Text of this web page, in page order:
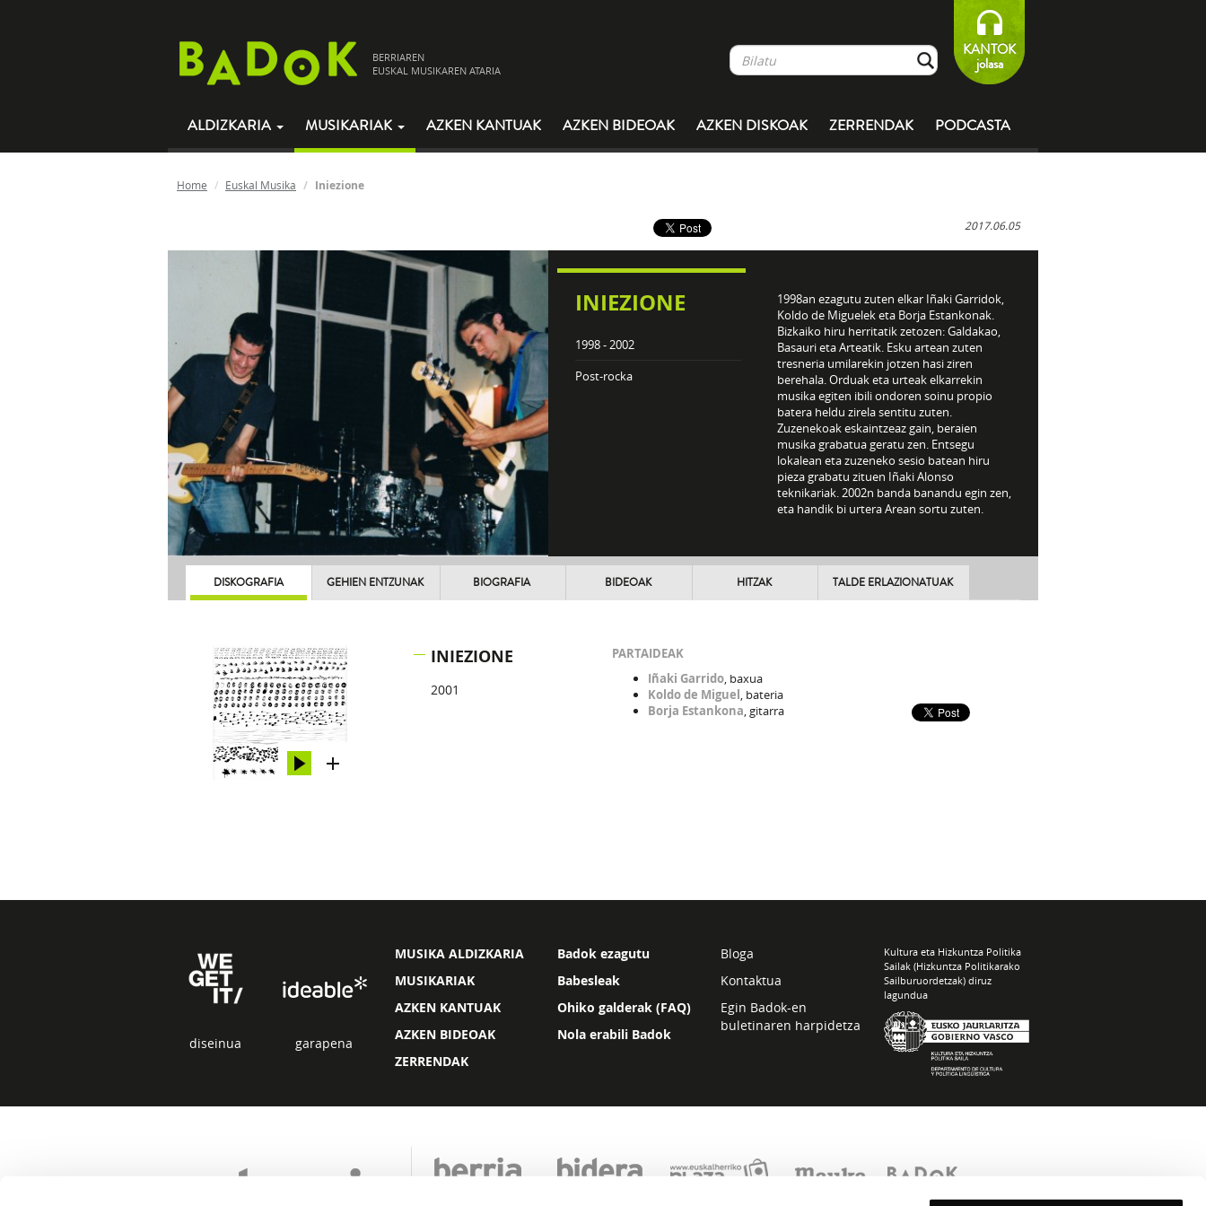
BERRIAREN
EUSKAL MUSIKAREN ATARIA
KANTOK
jolasa
ALDIZKARIA MUSIKARIAK AZKEN KANTUAK AZKEN BIDEOAK AZKEN DISKOAK ZERRENDAK PODCASTA
Home Euskal Musika Iniezione
2017.06.05
INIEZIONE
1998 - 2002
Post-rocka
1998an ezagutu zuten elkar Iñaki Garridok,
Koldo de Miguelek eta Borja Estankonak.
Bizkaiko hiru herritatik zetozen: Galdakao,
Basauri eta Arteatik. Esku artean zuten
tresneria umilarekin jotzen hasi ziren
berehala. Orduak eta urteak elkarrekin
musika egiten ibili ondoren soinu propio
batera heldu zirela sentitu zuten.
Zuzenekoak eskaintzeaz gain, beraien
musika grabatua geratu zen. Entsegu
lokalean eta zuzeneko sesio batean hiru
pieza grabatu zituen Iñaki Alonso
teknikariak. 2002n banda banandu egin zen,
eta handik bi urtera Arean sortu zuten.
DISKOGRAFIA GEHIEN ENTZUNAK BIOGRAFIA BIDEOAK HITZAK TALDE ERLAZIONATUAK
INIEZIONE
2001
PARTAIDEAK
Iñaki Garrido, baxua
Koldo de Miguel, bateria
Borja Estankona, gitarra
diseinua garapena
MUSIKA ALDIZKARIA
MUSIKARIAK
AZKEN KANTUAK
AZKEN BIDEOAK
ZERRENDAK
Badok ezagutu
Babesleak
Ohiko galderak (FAQ)
Nola erabili Badok
Bloga
Kontaktua
Egin Badok-en
buletinaren harpidetza
Kultura eta Hizkuntza Politika
Sailak (Hizkuntza Politikarako
Sailburuordetzak) diruz
lagundua